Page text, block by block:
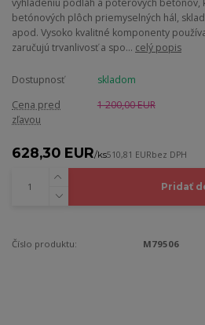
vyhladeniu podláh a poterových betónov,
betónových plôch priemyselných hál,
apod. Vysoko kvalitné komponenty
zaručujú trvanlivosť a spo... celý popis
Dostupnosť
skladom
Cena pred
zľavou
1 200,00 EUR
628,30 EUR/ks510,81 EURbez DPH
Pridať
Číslo produktu: M79506